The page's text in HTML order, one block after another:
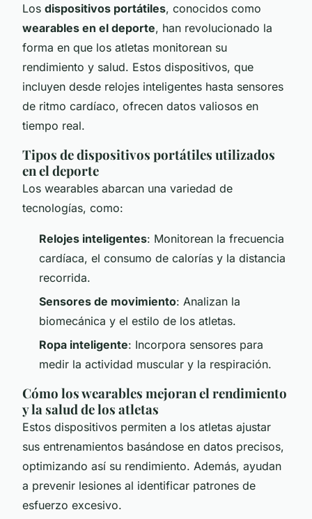
Los dispositivos portátiles, conocidos como
wearables en el deporte, han revolucionado la
forma en que los atletas monitorean su
rendimiento y salud. Estos dispositivos, que
incluyen desde relojes inteligentes hasta sensores
de ritmo cardíaco, ofrecen datos valiosos en
tiempo real.
Tipos de dispositivos portátiles utilizados
en el deporte
Los wearables abarcan una variedad de
tecnologías, como:
Relojes inteligentes: Monitorean la frecuencia
cardíaca, el consumo de calorías y la distancia
recorrida.
Sensores de movimiento: Analizan la
biomecánica y el estilo de los atletas.
Ropa inteligente: Incorpora sensores para
medir la actividad muscular y la respiración.
Cómo los wearables mejoran el rendimiento
y la salud de los atletas
Estos dispositivos permiten a los atletas ajustar
sus entrenamientos basándose en datos precisos,
optimizando así su rendimiento. Además, ayudan
a prevenir lesiones al identificar patrones de
esfuerzo excesivo.